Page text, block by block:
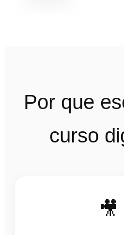
Por que
curso
🎥